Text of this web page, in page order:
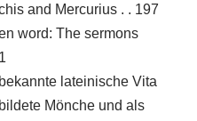
and Mercurius . . 197
word: The sermons
lateinische Vita
Mönche und als